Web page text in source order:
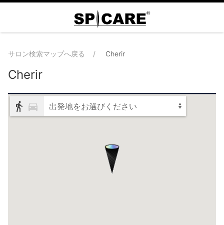
サロン検索マップへ戻る Cherir
Cherir
出発地をお選びください